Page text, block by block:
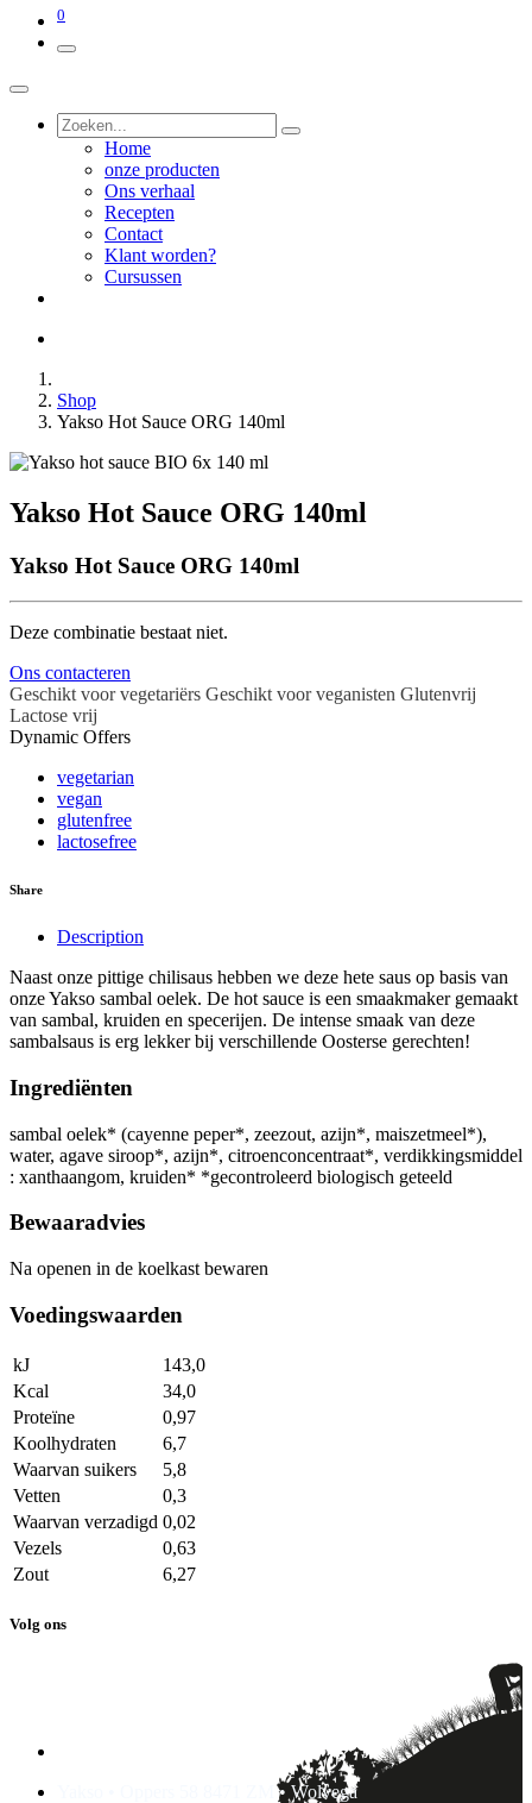
0
Home
onze producten
Ons verhaal
Recepten
Contact
Klant worden?
Cursussen
Shop
Yakso Hot Sauce ORG 140ml
Yakso Hot Sauce ORG 140ml
Yakso Hot Sauce ORG 140ml
Deze combinatie bestaat niet.
Ons contacteren
Geschikt voor vegetariërs Geschikt voor veganisten Glutenvrij
Lactose vrij
Dynamic Offers
vegetarian
vegan
glutenfree
lactosefree
Share
Description
Naast onze pittige chilisaus hebben we deze hete saus op basis van
onze Yakso sambal oelek. De hot sauce is een smaakmaker gemaakt
van sambal, kruiden en specerijen. De intense smaak van deze
sambalsaus is erg lekker bij verschillende Oosterse gerechten!
Ingrediënten
sambal oelek* (cayenne peper*, zeezout, azijn*, maiszetmeel*),
water, agave siroop*, azijn*, citroenconcentraat*, verdikkingsmiddel
: xanthaangom, kruiden* *gecontroleerd biologisch geteeld
Bewaaradvies
Na openen in de koelkast bewaren
Voedingswaarden
kJ
143,0
Kcal
34,0
Proteïne
0,97
Koolhydraten
6,7
Waarvan suikers
5,8
Vetten
0,3
Waarvan verzadigd 0,02
Vezels
0,63
Zout
6,27
Volg ons
Yakso • Oppers 58 8471 ZM • Wolvega